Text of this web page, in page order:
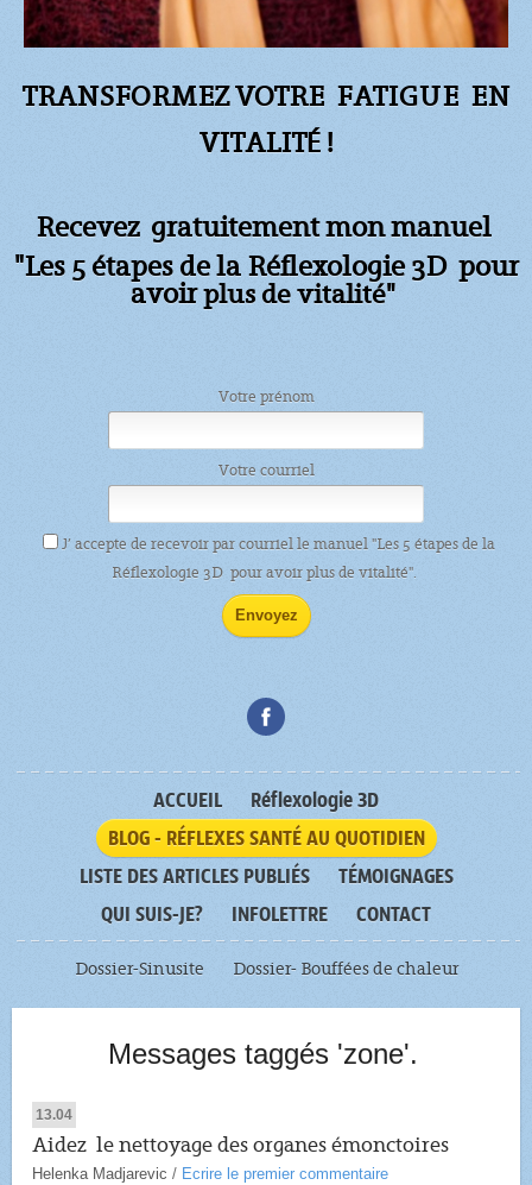
TRANSFORMEZ VOTRE FATIGUE EN
VITALITÉ !
Recevez gratuitement mon manuel
"Les 5 étapes de la Réflexologie 3D pour
avoirplus de vitalité"
Votre prénom
Votre courriel
J’ accepte de recevoir par courriel le manuel "Les 5 étapes de la
Réflexologie 3D pour avoir plus de vitalité".
ACCUEIL
Réflexologie 3D
BLOG - RÉFLEXES SANTÉ AU QUOTIDIEN
LISTE DES ARTICLES PUBLIÉS
TÉMOIGNAGES
QUI SUIS-JE?
INFOLETTRE CONTACT
Dossier-Sinusite Dossier- Bouffées de chaleur
Messages taggés 'zone'.
13.04
Aidez le nettoyage des organes émonctoires
Helenka Madjarevic / Ecrire le premier commentaire